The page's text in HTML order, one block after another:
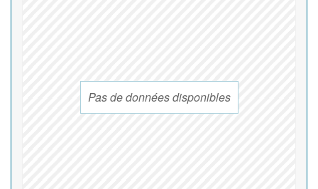
Pas de données disponibles